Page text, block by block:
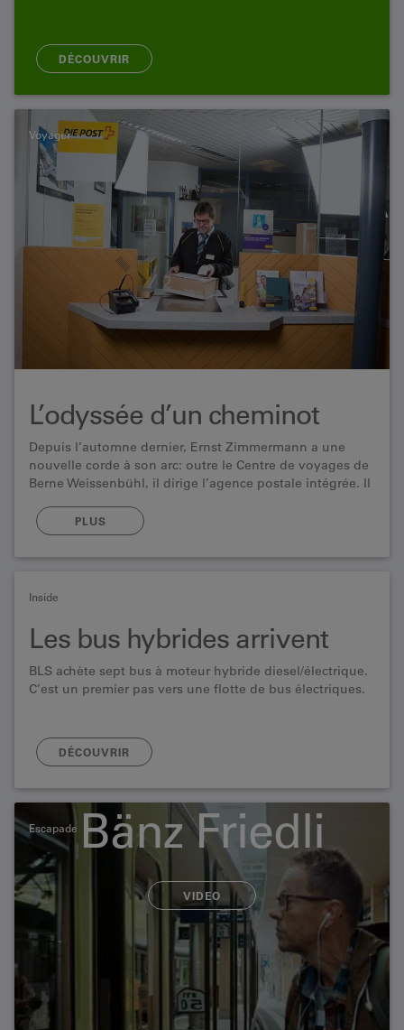
DÉCOUVRIR
Voyager
L’odyssée d’un cheminot
Depuis l’automne dernier, Ernst Zimmermann a une
nouvelle corde à son arc: outre le Centre de voyages de
Berne Weissenbühl, il dirige l’agence postale intégrée. Il
années. Rétrospective.
PLUS
Inside
Les bus hybrides arrivent
BLS achète sept bus à moteur hybride diesel/électrique.
C’est un premier pas vers une flotte de bus électriques.
DÉCOUVRIR
Escapade Bänz Friedli
VIDEO